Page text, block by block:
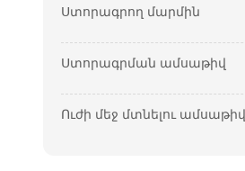
Ստորագրող մարմին
Ստորագրման ամսաթիվ
Ուժի մեջ մտնելու ամսաթիվ